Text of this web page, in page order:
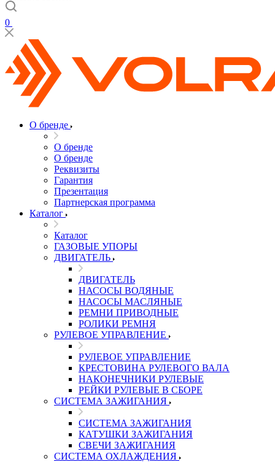
0
О бренде
О бренде
О бренде
Реквизиты
Гарантия
Презентация
Партнерская программа
Каталог
Каталог
ГАЗОВЫЕ УПОРЫ
ДВИГАТЕЛЬ
ДВИГАТЕЛЬ
НАСОСЫ ВОДЯНЫЕ
НАСОСЫ МАСЛЯНЫЕ
РЕМНИ ПРИВОДНЫЕ
РОЛИКИ РЕМНЯ
РУЛЕВОЕ УПРАВЛЕНИЕ
РУЛЕВОЕ УПРАВЛЕНИЕ
КРЕСТОВИНА РУЛЕВОГО ВАЛА
НАКОНЕЧНИКИ РУЛЕВЫЕ
РЕЙКИ РУЛЕВЫЕ В СБОРЕ
СИСТЕМА ЗАЖИГАНИЯ
СИСТЕМА ЗАЖИГАНИЯ
КАТУШКИ ЗАЖИГАНИЯ
СВЕЧИ ЗАЖИГАНИЯ
СИСТЕМА ОХЛАЖДЕНИЯ